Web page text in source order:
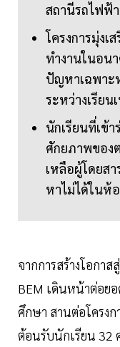
สถานีรถไฟฟ้า
โครงการมุ่งเ
ทำงานในอน
ปัญหาเฉพาะ
ระหว่างเรีย
นักเรียนที่เข้
ศักยภาพของ
เหลือผู้โดยส
หาไม่ได้ในห้
จากการสร้างโอกาส
BEM เดินหน้าต่อยอ
ศึกษา สานต่อโครง
ต้อนรับนักเรียน 32